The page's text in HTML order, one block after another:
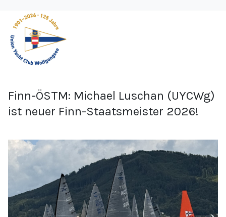
Finn-ÖSTM: Michael Luschan (UYCWg)
ist neuer Finn-Staatsmeister 2026!